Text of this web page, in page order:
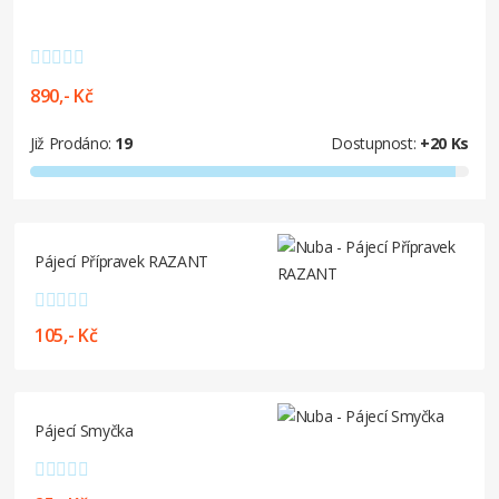
890,- Kč
Již Prodáno: 19 Dostupnost: +20 Ks
Pájecí Přípravek RAZANT
105,- Kč
Pájecí Smyčka